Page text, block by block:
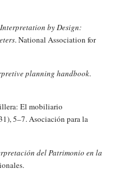
Interpretation by Design:
. National Association for
planning handbook.
El mobiliario
5–7. Asociación para la
del Patrimonio en la